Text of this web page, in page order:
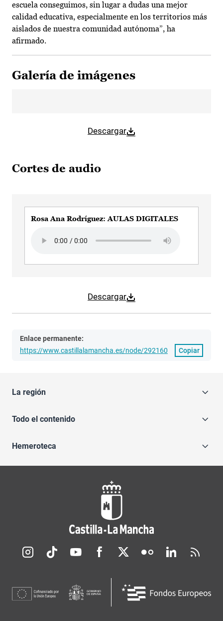
escuela conseguimos, sin lugar a dudas una mejor
calidad educativa, especialmente en los territorios más
aislados de nuestra comunidad autónoma”, ha
afirmado.
Galería de imágenes
Descargar
Cortes de audio
Descargar
Rosa Ana Rodríguez: AULAS DIGITALES
Enlace permanente:
https://www.castillalamancha.es/node/292160
Copiar
La región
Todo el contenido
Hemeroteca
Redes sociales JCCM